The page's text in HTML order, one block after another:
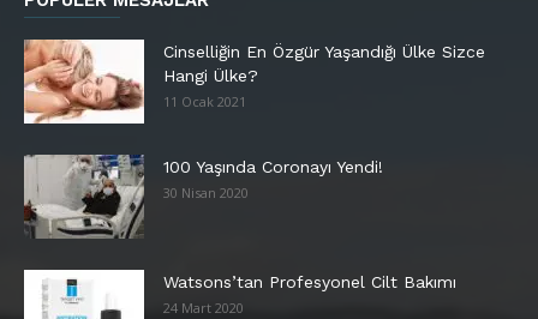
Cinselliğin En Özgür Yaşandığı Ülke Sizce
Hangi Ülke?
11 Ocak 2021
100 Yaşında Coronayı Yendi!
30 Nisan 2020
Watsons’tan Profesyonel Cilt Bakımı
24 Mart 2020